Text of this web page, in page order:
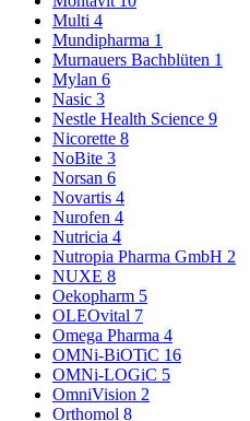
Multi 4
Mundipharma 1
Murnauers Bachblüten 1
Mylan 6
Nasic 3
Nestle Health Science 9
Nicorette 8
NoBite 3
Norsan 6
Novartis 4
Nurofen 4
Nutricia 4
Nutropia Pharma GmbH 2
NUXE 8
Oekopharm 5
OLEOvital 7
Omega Pharma 4
OMNi-BiOTiC 16
OMNi-LOGiC 5
OmniVision 2
Orthomol 8